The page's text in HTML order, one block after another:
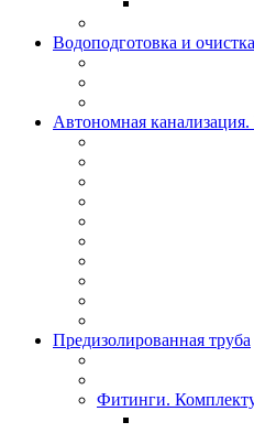
Водоподготовка и очистка
Автономная
Предизолированная труба
Фитинги.